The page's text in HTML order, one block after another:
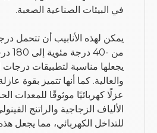
في البيئات الصناعية الصعبة.
يمكن لهذه الأنابيب أن تتحمل
من -
يجعلها مناسبة لتطبيقات درجات
والعالية. كما أنها تتميز بقوة
عزلًا كهربائيًا موثوقًا للمعدات
الألياف الزجاجية والراتنج
للتداخل الكهربائي، مما يجعل هذه